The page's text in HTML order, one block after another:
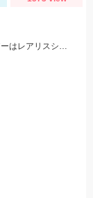
お客様の釣果です！おめでとうございます！ヒットルアーはレアリスシャッド63MRのマットレモン！